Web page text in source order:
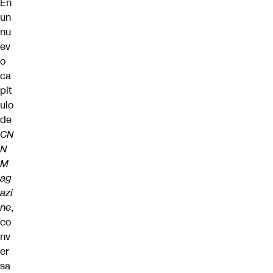
un
nu
ev
o
ca
pít
ulo
de
CN
N
M
ag
azi
ne,
co
nv
er
sa